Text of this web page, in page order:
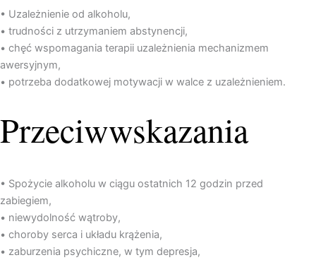
• Uzależnienie od alkoholu,
• trudności z utrzymaniem abstynencji,
• chęć wspomagania terapii uzależnienia mechanizmem
awersyjnym,
• potrzeba dodatkowej motywacji w walce z uzależnieniem.
Przeciwwskazania
• Spożycie alkoholu w ciągu ostatnich 12 godzin przed
zabiegiem,
• niewydolność wątroby,
• choroby serca i układu krążenia,
• zaburzenia psychiczne, w tym depresja,